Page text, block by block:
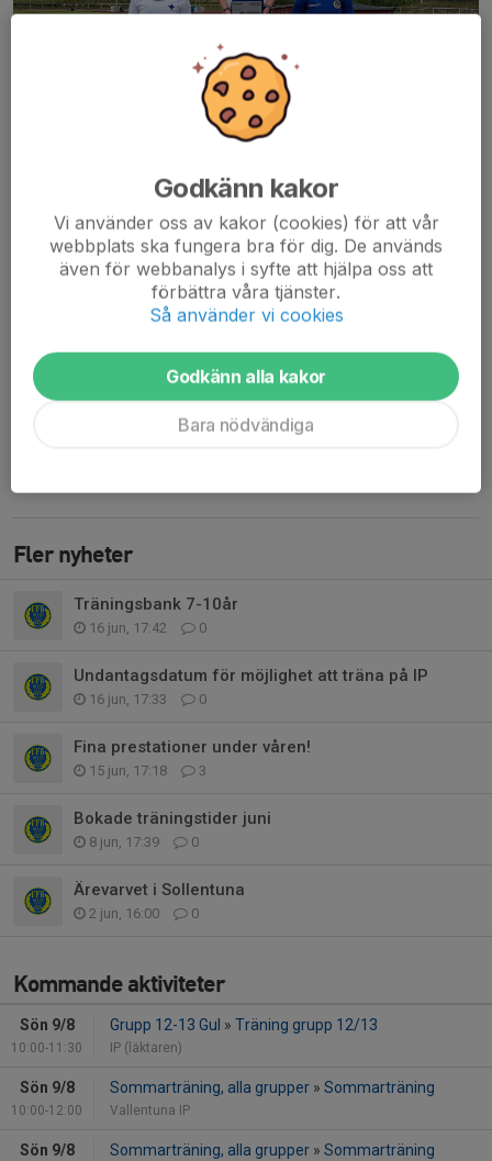
En härlig juni-kväll på Vallentuna IPs friidrottsbana anordnades
Midsommarspelen för andra gången. Totalt startade 35
deltagare och det resulterade i tre spännande heat på den halvt
Fler nyheter
Träningsbank 7-10år
16 jun, 17:42 0
Undantagsdatum för möjlighet att träna på IP
16 jun, 17:33 0
Fina prestationer under våren!
15 jun, 17:18 3
Bokade träningstider juni
8 jun, 17:39 0
Ärevarvet i Sollentuna
2 jun, 16:00 0
Kommande aktiviteter
Sön 9/8
10:00-11:30
Grupp 12-13 Gul » Träning grupp 12/13
IP (läktaren)
Sön 9/8
10:00-12:00
Sommarträning, alla grupper » Sommarträning
Vallentuna IP
Sön 9/8 Sommarträning, alla grupper » Sommarträning
Godkänn kakor
Vi använder oss av kakor (cookies) för att vår
webbplats ska fungera bra för dig. De används
även för webbanalys i syfte att hjälpa oss att
förbättra våra tjänster.
Så använder vi cookies
Godkänn alla kakor
Bara nödvändiga